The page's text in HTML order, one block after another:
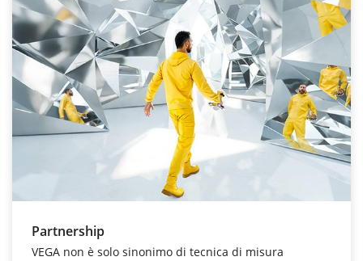
Partnership
VEGA non è solo sinonimo di tecnica di misura